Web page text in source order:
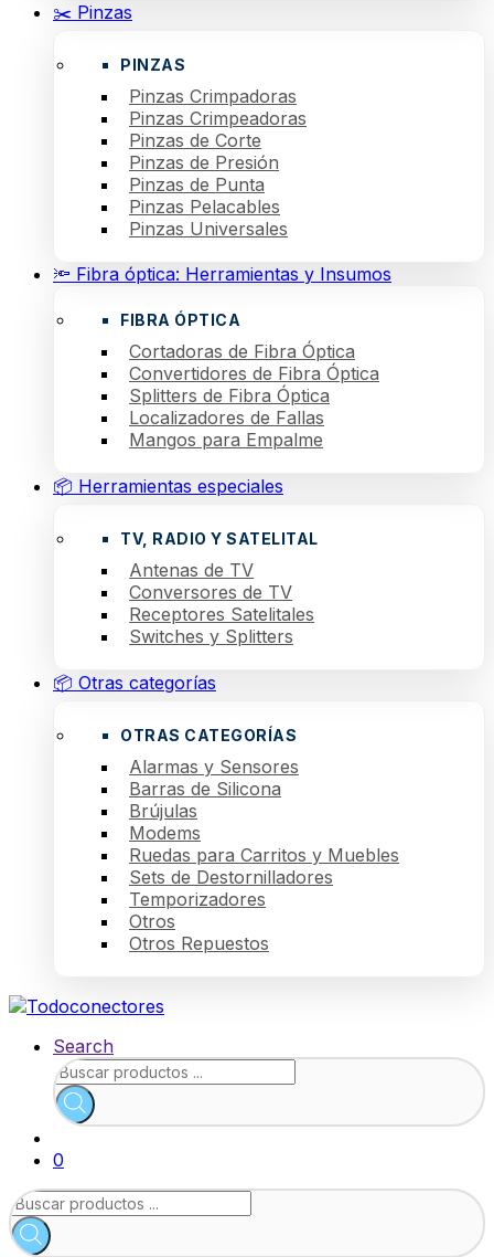
✂️ Pinzas
PINZAS
Pinzas Crimpadoras
Pinzas Crimpeadoras
Pinzas de Corte
Pinzas de Presión
Pinzas de Punta
Pinzas Pelacables
Pinzas Universales
🔦 Fibra óptica: Herramientas y Insumos
FIBRA ÓPTICA
Cortadoras de Fibra Óptica
Convertidores de Fibra Óptica
Splitters de Fibra Óptica
Localizadores de Fallas
Mangos para Empalme
📦 Herramientas especiales
TV, RADIO Y SATELITAL
Antenas de TV
Conversores de TV
Receptores Satelitales
Switches y Splitters
📦 Otras categorías
OTRAS CATEGORÍAS
Alarmas y Sensores
Barras de Silicona
Brújulas
Modems
Ruedas para Carritos y Muebles
Sets de Destornilladores
Temporizadores
Otros
Otros Repuestos
Search
Búsqueda
de
productos
0
Búsqueda
de
productos